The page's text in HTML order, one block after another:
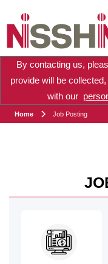
By contacting us,
provide will be
with our
Home Job Posting